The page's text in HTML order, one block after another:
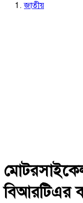
জাতীয়
বিআরটিএর